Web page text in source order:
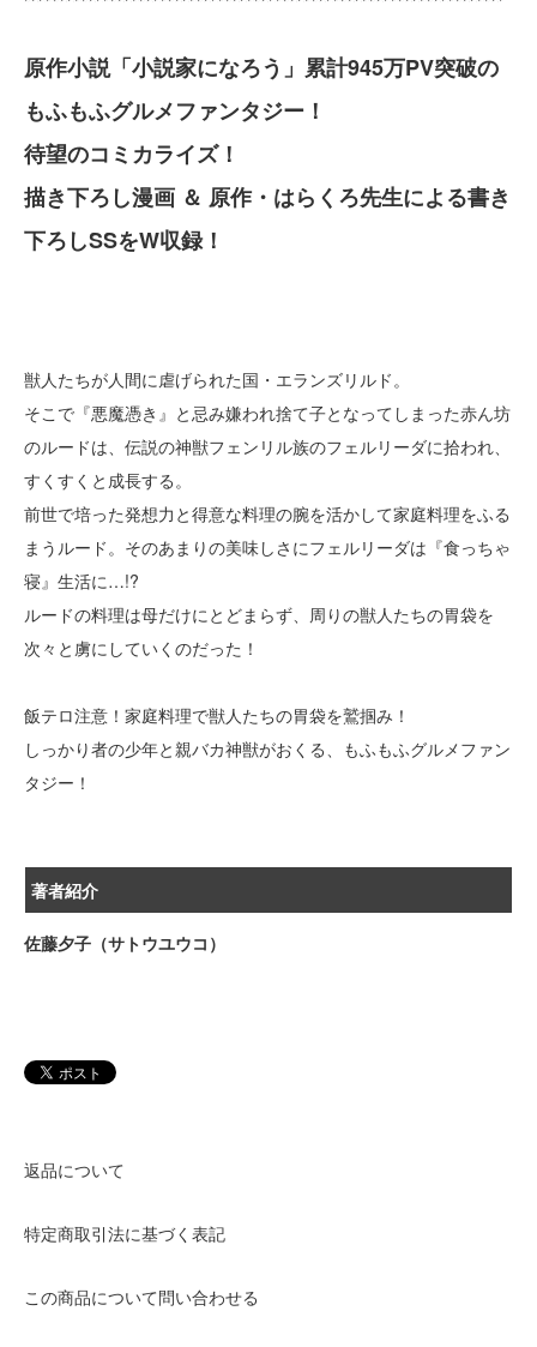
原作小説「小説家になろう」累計945万PV突破の
もふもふグルメファンタジー！
待望のコミカライズ！
描き下ろし漫画 ＆ 原作・はらくろ先生による書き
下ろしSSをW収録！
獣人たちが人間に虐げられた国・エランズリルド。
そこで『悪魔憑き』と忌み嫌われ捨て子となってしまった赤ん坊
のルードは、伝説の神獣フェンリル族のフェルリーダに拾われ、
すくすくと成長する。
前世で培った発想力と得意な料理の腕を活かして家庭料理をふる
まうルード。そのあまりの美味しさにフェルリーダは『食っちゃ
寝』生活に…!?
ルードの料理は母だけにとどまらず、周りの獣人たちの胃袋を
次々と虜にしていくのだった！
飯テロ注意！家庭料理で獣人たちの胃袋を鷲掴み！
しっかり者の少年と親バカ神獣がおくる、もふもふグルメファン
タジー！
著者紹介
佐藤夕子（サトウユウコ）
返品について
特定商取引法に基づく表記
この商品について問い合わせる